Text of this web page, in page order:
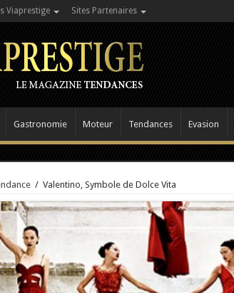
Viaprestige Sites Partenaires
Gastronomie Moteur Tendances Evasion
/ Valentino, Symbole de Dolce Vita